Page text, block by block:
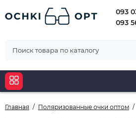
093
093
Главная Поляризованные очки оптом